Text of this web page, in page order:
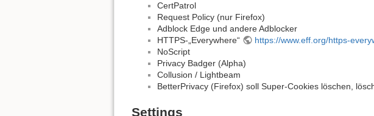
CertPatrol
Request Policy (nur Firefox)
Adblock Edge und andere Adblocker
HTTPS-„Everywhere“
https://www.eff.org/https-
NoScript
Privacy Badger (Alpha)
Collusion / Lightbeam
BetterPrivacy (Firefox) soll Super-Cookies löschen,
Settings